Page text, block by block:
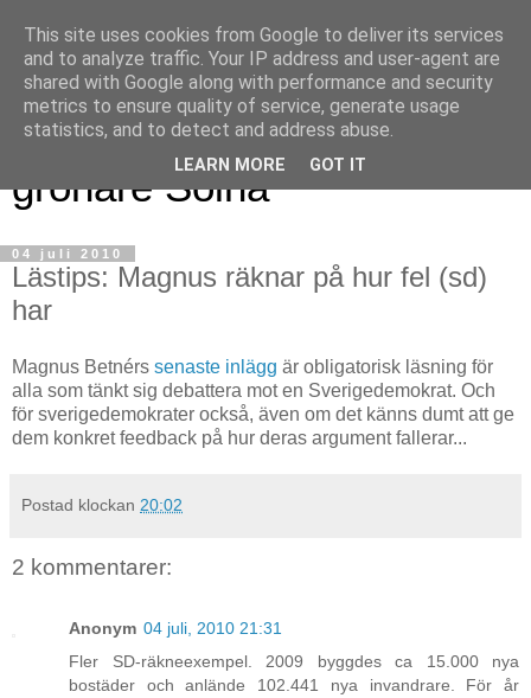
Magnus blogg - för ett
grönare Solna
04 juli 2010
Lästips: Magnus räknar på hur fel (sd)
har
Magnus Betnérs senaste inlägg är obligatorisk läsning för
alla som tänkt sig debattera mot en Sverigedemokrat. Och
för sverigedemokrater också, även om det känns dumt att ge
dem konkret feedback på hur deras argument fallerar...
Postad klockan 20:02
2 kommentarer:
Anonym 04 juli, 2010 21:31
Fler SD-räkneexempel. 2009 byggdes ca 15.000 nya
bostäder och anlände 102.441 nya invandrare. För år
This site uses cookies from Google to deliver its services
and to analyze traffic. Your IP address and user-agent are
shared with Google along with performance and security
metrics to ensure quality of service, generate usage
statistics, and to detect and address abuse.
LEARN MORE GOT IT